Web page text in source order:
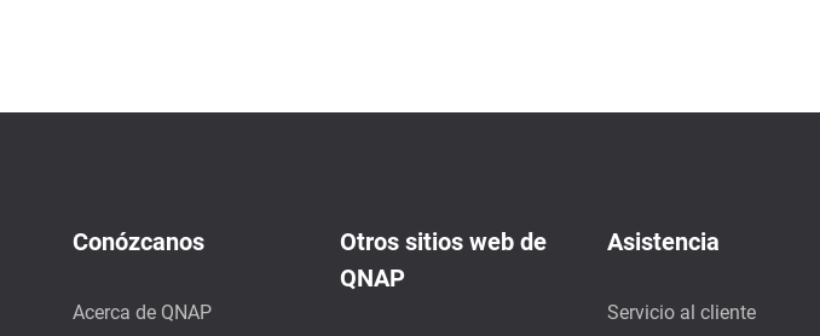
Conózcanos
Acerca de QNAP
Otros sitios web de
QNAP
Asistencia
Servicio al cliente